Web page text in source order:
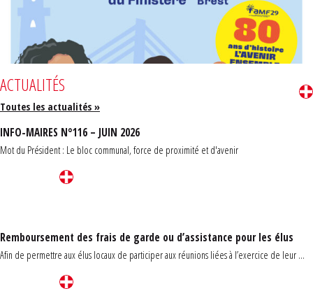
ACTUALITÉS
Toutes les actualités »
INFO-MAIRES N°116 – JUIN 2026
Mot du Président : Le bloc communal, force de proximité et d'avenir
Remboursement des frais de garde ou d’assistance pour les élus
Afin de permettre aux élus locaux de participer aux réunions liées à l’exercice de leur ...